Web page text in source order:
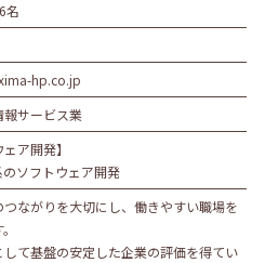
名
hp.co.jp
報サービス業
ェア開発】
のソフトウェア開発
つながりを大切にし、働きやすい職場を
して基盤の安定した企業の評価を得てい